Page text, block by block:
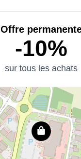
Offre
-10%
sur tous les achats